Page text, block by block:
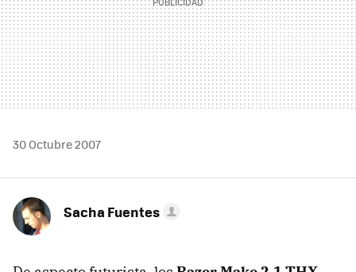
30 Octubre 2007
Sacha Fuentes